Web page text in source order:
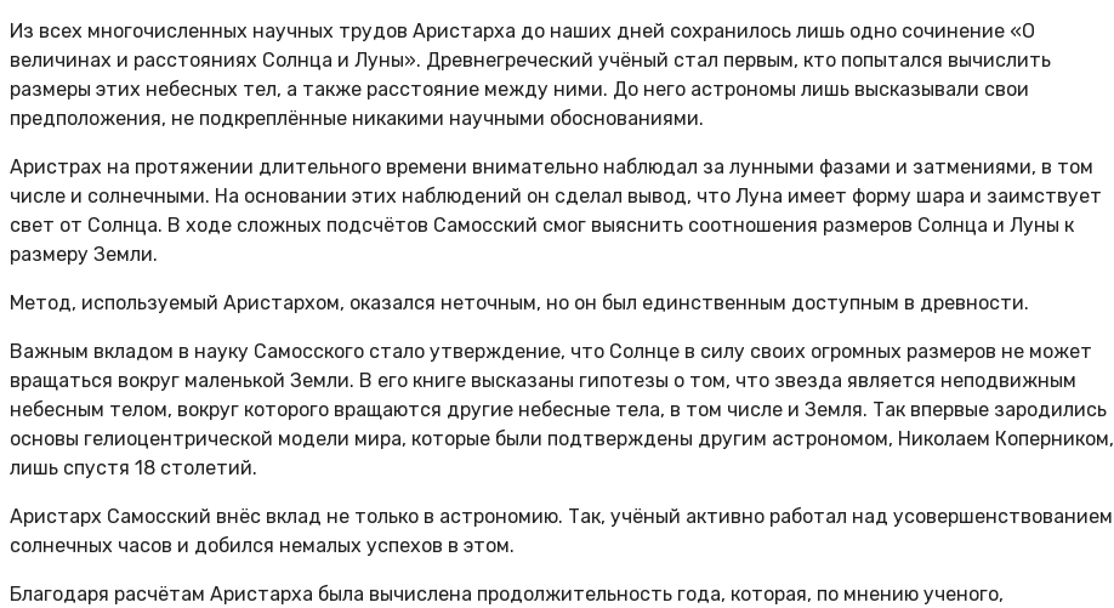
Из всех многочисленных научных трудов Аристарха до наших дней сохранилось лишь одно сочинение «О
величинах и расстояниях Солнца и Луны». Древнегреческий учёный стал первым, кто попытался вычислить
размеры этих небесных тел, а также расстояние между ними. До него астрономы лишь высказывали свои
предположения, не подкреплённые никакими научными обоснованиями.
Аристрах на протяжении длительного времени внимательно наблюдал за лунными фазами и затмениями, в том
числе и солнечными. На основании этих наблюдений он сделал вывод, что Луна имеет форму шара и заимствует
свет от Солнца. В ходе сложных подсчётов Самосский смог выяснить соотношения размеров Солнца и Луны к
размеру Земли.
Метод, используемый Аристархом, оказался неточным, но он был единственным доступным в древности.
Важным вкладом в науку Самосского стало утверждение, что Солнце в силу своих огромных размеров не может
вращаться вокруг маленькой Земли. В его книге высказаны гипотезы о том, что звезда является неподвижным
небесным телом, вокруг которого вращаются другие небесные тела, в том числе и Земля. Так впервые зародились
основы гелиоцентрической модели мира, которые были подтверждены другим астрономом, Николаем Коперником,
лишь спустя 18 столетий.
Аристарх Самосский внёс вклад не только в астрономию. Так, учёный активно работал над усовершенствованием
солнечных часов и добился немалых успехов в этом.
Благодаря расчётам Аристарха была вычислена продолжительность года, которая, по мнению ученого,